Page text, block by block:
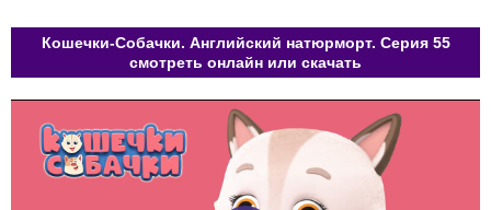
Кошечки-Собачки. Английский натюрморт. Серия 55
смотреть онлайн или скачать